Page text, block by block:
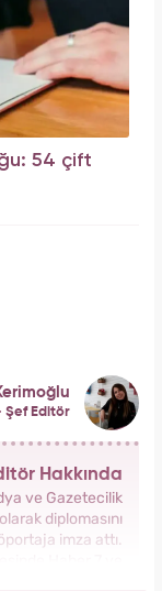
54 çift
Şef Editör
Hakkında
ve Gazetecilik
diplomasını
imza attı.
Haber 7 ve